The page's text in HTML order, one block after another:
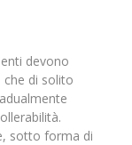
devono
di solito
sotto forma di